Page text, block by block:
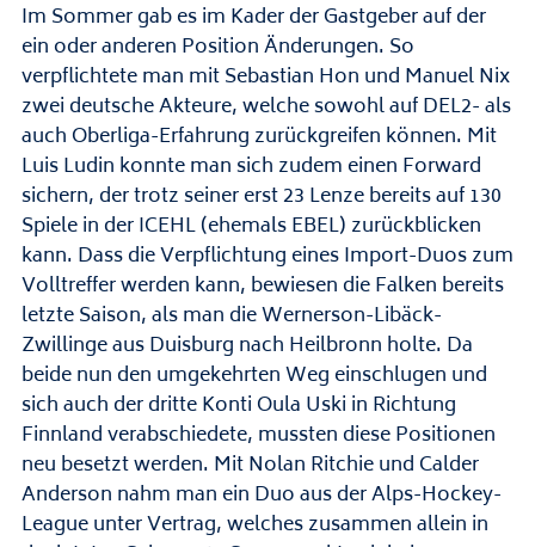
Im Sommer gab es im Kader der Gastgeber auf der
ein oder anderen Position Änderungen. So
verpflichtete man mit Sebastian Hon und Manuel Nix
zwei deutsche Akteure, welche sowohl auf DEL2- als
auch Oberliga-Erfahrung zurückgreifen können. Mit
Luis Ludin konnte man sich zudem einen Forward
sichern, der trotz seiner erst 23 Lenze bereits auf 130
Spiele in der ICEHL (ehemals EBEL) zurückblicken
kann. Dass die Verpflichtung eines Import-Duos zum
Volltreffer werden kann, bewiesen die Falken bereits
letzte Saison, als man die Wernerson-Libäck-
Zwillinge aus Duisburg nach Heilbronn holte. Da
beide nun den umgekehrten Weg einschlugen und
sich auch der dritte Konti Oula Uski in Richtung
Finnland verabschiedete, mussten diese Positionen
neu besetzt werden. Mit Nolan Ritchie und Calder
Anderson nahm man ein Duo aus der Alps-Hockey-
League unter Vertrag, welches zusammen allein in